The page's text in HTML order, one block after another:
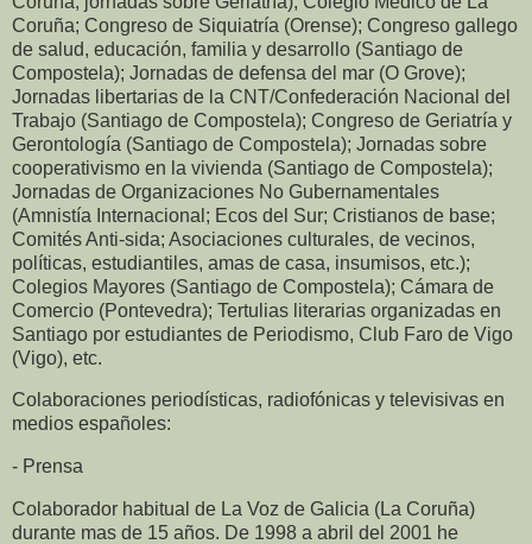
Coruña; Congreso de Siquiatría (Orense); Congreso gallego
de salud, educación, familia y desarrollo (Santiago de
Compostela); Jornadas de defensa del mar (O Grove);
Jornadas libertarias de la CNT/Confederación Nacional del
Trabajo (Santiago de Compostela); Congreso de Geriatría y
Gerontología (Santiago de Compostela); Jornadas sobre
cooperativismo en la vivienda (Santiago de Compostela);
Jornadas de Organizaciones No Gubernamentales
(Amnistía Internacional; Ecos del Sur; Cristianos de base;
Comités Anti-sida; Asociaciones culturales, de vecinos,
políticas, estudiantiles, amas de casa, insumisos, etc.);
Colegios Mayores (Santiago de Compostela); Cámara de
Comercio (Pontevedra); Tertulias literarias organizadas en
Santiago por estudiantes de Periodismo, Club Faro de Vigo
(Vigo), etc.
Colaboraciones periodísticas, radiofónicas y televisivas en
medios españoles:
- Prensa
Colaborador habitual de La Voz de Galicia (La Coruña)
durante mas de 15 años. De 1998 a abril del 2001 he